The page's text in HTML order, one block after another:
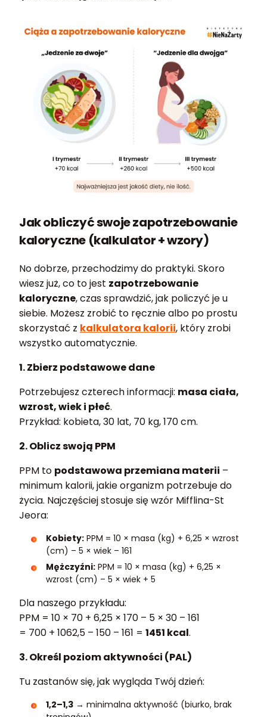
Jak obliczyć swoje zapotrzebowanie
kaloryczne (kalkulator + wzory)
No dobrze, przechodzimy do praktyki. Skoro
wiesz już, co to jest zapotrzebowanie
kaloryczne, czas sprawdzić, jak policzyć je u
siebie. Możesz zrobić to ręcznie albo po prostu
skorzystać z kalkulatora kalorii, który zrobi
wszystko automatycznie.
1. Zbierz podstawowe dane
Potrzebujesz czterech informacji: masa ciała,
wzrost, wiek i płeć.
Przykład: kobieta, 30 lat, 70 kg, 170 cm.
2. Oblicz swoją PPM
PPM to podstawowa przemiana materii –
minimum kalorii, jakie organizm potrzebuje do
życia. Najczęściej stosuje się wzór Mifflina-St
Jeora:
Kobiety: PPM = 10 × masa (kg) + 6,25 × wzrost
(cm) – 5 × wiek – 161
Mężczyźni: PPM = 10 × masa (kg) + 6,25 ×
wzrost (cm) – 5 × wiek + 5
Dla naszego przykładu:
PPM = 10 × 70 + 6,25 × 170 – 5 × 30 – 161
= 700 + 1062,5 – 150 – 161 = 1451 kcal.
3. Określ poziom aktywności (PAL)
Tu zastanów się, jak wygląda Twój dzień:
1,2–1,3 → minimalna aktywność (biurko, brak